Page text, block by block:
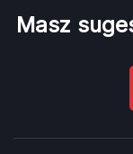
Masz